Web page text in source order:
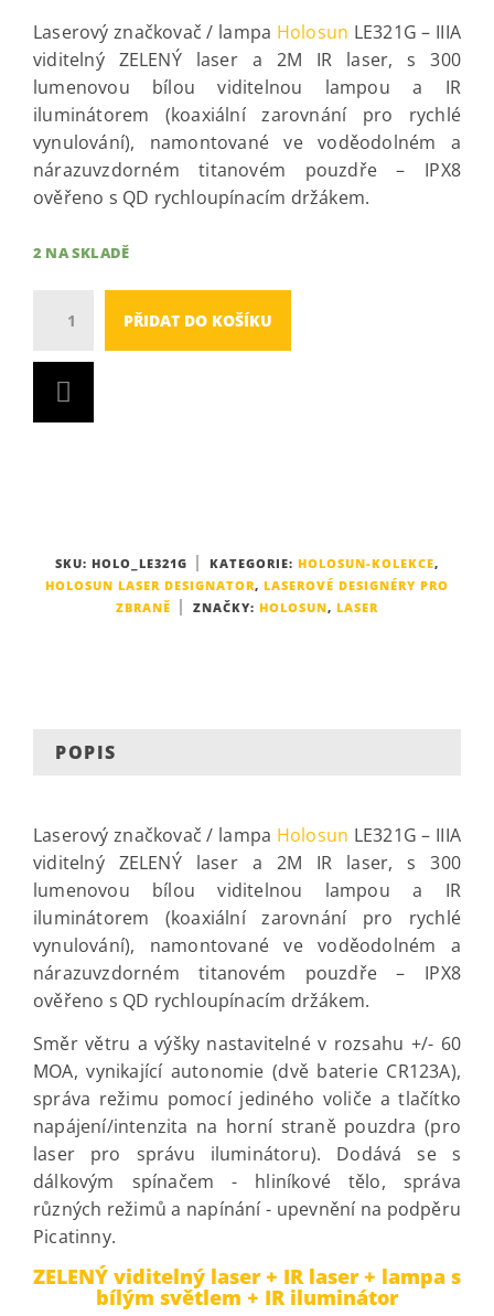
Laserový značkovač / lampa Holosun LE321G – IIIA
viditelný ZELENÝ laser a 2M IR laser, s 300
lumenovou bílou viditelnou lampou a IR
iluminátorem (koaxiální zarovnání pro rychlé
vynulování), namontované ve voděodolném a
nárazuvzdorném titanovém pouzdře – IPX8
ověřeno s QD rychloupínacím držákem.
2 NA SKLADĚ
PŘIDAT DO KOŠÍKU
SKU: HOLO_LE321G KATEGORIE: HOLOSUN-KOLEKCE,
HOLOSUN LASER DESIGNATOR, LASEROVÉ DESIGNÉRY PRO
ZBRANĚ
ZNAČKY: HOLOSUN, LASER
POPIS
Laserový značkovač / lampa Holosun LE321G – IIIA
viditelný ZELENÝ laser a 2M IR laser, s 300
lumenovou bílou viditelnou lampou a IR
iluminátorem (koaxiální zarovnání pro rychlé
vynulování), namontované ve voděodolném a
nárazuvzdorném titanovém pouzdře – IPX8
ověřeno s QD rychloupínacím držákem.
Směr větru a výšky nastavitelné v rozsahu +/- 60
MOA, vynikající autonomie (dvě baterie CR123A),
správa režimu pomocí jediného voliče a tlačítko
napájení/intenzita na horní straně pouzdra (pro
laser pro správu iluminátoru). Dodává se s
dálkovým spínačem - hliníkové tělo, správa
různých režimů a napínání - upevnění na podpěru
Picatinny.
ZELENÝ viditelný laser + IR laser + lampa s
bílým světlem + IR iluminátor